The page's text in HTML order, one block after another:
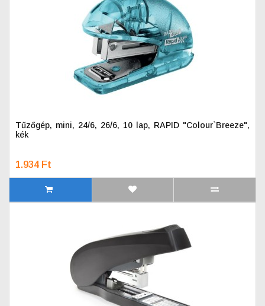
Tűzőgép, mini, 24/6, 26/6, 10 lap, RAPID "Colour`Breeze",
kék
1.934 Ft